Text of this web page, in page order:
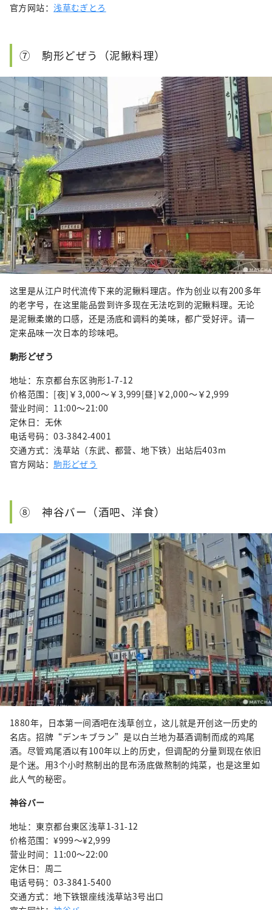
官方网站：浅草むぎとろ
⑦ 駒形どぜう（泥鳅料理）
这里是从江户时代流传下来的泥鳅料理店。作为创业以有200多年
的老字号，在这里能品尝到许多现在无法吃到的泥鳅料理。无论
是泥鳅柔嫩的口感，还是汤底和调料的美味，都广受好评。请一
定来品味一次日本的珍味吧。
駒形どぜう
地址：东京都台东区驹形1-7-12
价格范围：[夜]￥3,000～￥3,999[昼]￥2,000～￥2,999
营业时间：11:00～21:00
定休日：无休
电话号码：03-3842-4001
交通方式：浅草站（东武、都营、地下铁）出站后403m
官方网站： 駒形どぜう
⑧ 神谷バー（酒吧、洋食）
1880年，日本第一间酒吧在浅草创立，这儿就是开创这一历史的
名店。招牌“デンキブラン”是以白兰地为基酒调制而成的鸡尾
酒。尽管鸡尾酒以有100年以上的历史，但调配的分量到现在依旧
是个迷。用3个小时熬制出的昆布汤底做熬制的炖菜，也是这里如
此人气的秘密。
神谷バー
地址：東京都台東区浅草1-31-12
价格范围：¥999〜¥2,999
营业时间：11:00～22:00
定休日：周二
电话号码：03-3841-5400
交通方式：地下铁银座线浅草站3号出口